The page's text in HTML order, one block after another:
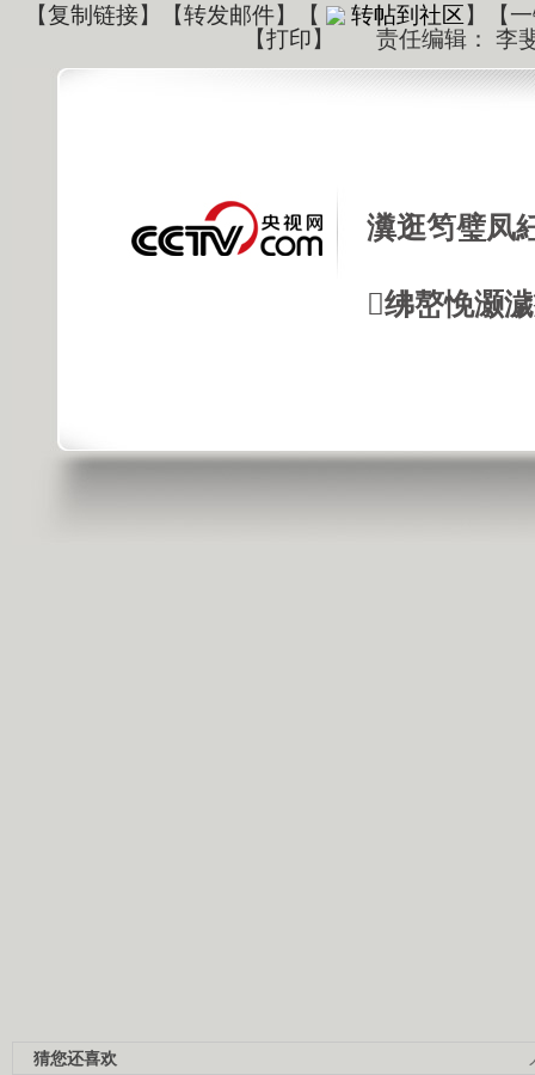
【复制链接】【转发邮件】 【 转帖到社区】【
【打印】 责任编辑： 李
瀵逛笉璧凤
绋嶅悗灏
猜您还喜欢